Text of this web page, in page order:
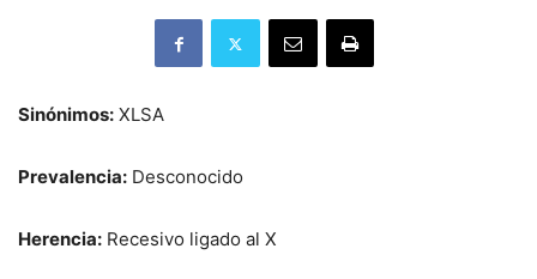
Sinónimos: XLSA
Prevalencia: Desconocido
Herencia: Recesivo ligado al X